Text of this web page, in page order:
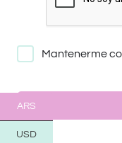
Mantenerme
ARS
USD